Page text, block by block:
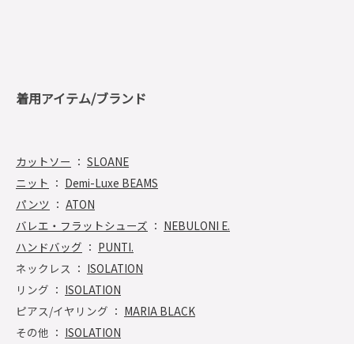
着用アイテム/ブランド
カットソー ： SLOANE
ニット ： Demi-Luxe BEAMS
パンツ ： ATON
バレエ・フラットシューズ ： NEBULONI E.
ハンドバッグ ： PUNTI.
ネックレス ： ISOLATION
リング ： ISOLATION
ピアス/イヤリング ： MARIA BLACK
その他 ： ISOLATION